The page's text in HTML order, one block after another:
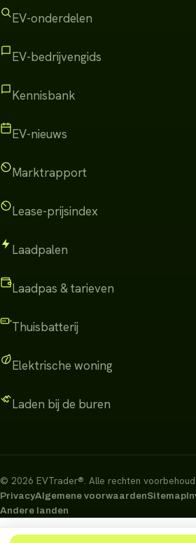
EV-onderdelen
EV-bedrijvengids
Kennisbank
EV-nieuws
Marktrapport
Lease-prijsindex
Laadpalen
Laadpas & tarieven
Thuisbatterij
Elektrische woning
Laden bij de buren
© 2026 EVTrader®. Alle rechten
PrivacyAlgemene voorwaardenSitemap
Andere landen